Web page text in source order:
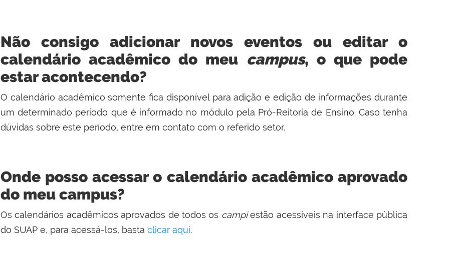
Não consigo adicionar novos eventos ou editar o
calendário acadêmico do meu campus, o que pode
estar acontecendo?
O calendário acadêmico somente fica disponível para adição e edição de informações durante
um determinado período que é informado no módulo pela Pró-Reitoria de Ensino. Caso tenha
dúvidas sobre este período, entre em contato com o referido setor.
Onde posso acessar o calendário acadêmico aprovado
do meu campus?
Os calendários acadêmicos aprovados de todos os campiestão acessíveis na interface pública
do SUAP e, para acessá-los, basta clicar aqui.